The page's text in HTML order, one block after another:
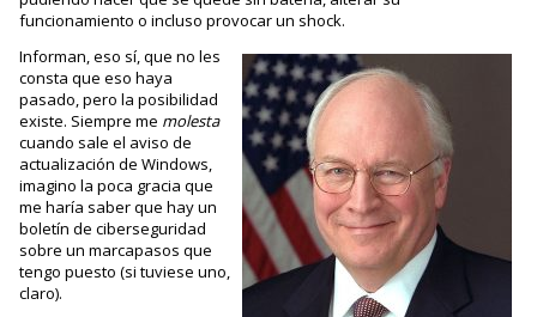
funcionamiento o incluso provocar un shock.
Informan, eso sí, que no les
consta que eso haya
pasado, pero la posibilidad
existe. Siempre me molesta
cuando sale el aviso de
actualización de Windows,
imagino la poca gracia que
me haría saber que hay un
boletín de ciberseguridad
sobre un marcapasos que
tengo puesto (si tuviese uno,
claro).